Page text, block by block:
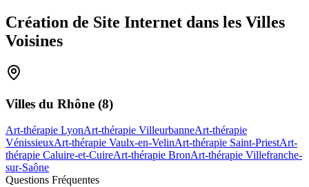
Création de Site Internet dans les Villes
Voisines
Villes du Rhône (8)
Art-thérapie LyonArt-thérapie VilleurbanneArt-thérapie
VénissieuxArt-thérapie Vaulx-en-VelinArt-thérapie Saint-PriestArt-
thérapie Caluire-et-CuireArt-thérapie BronArt-thérapie Villefranche-
sur-Saône
Questions Fréquentes